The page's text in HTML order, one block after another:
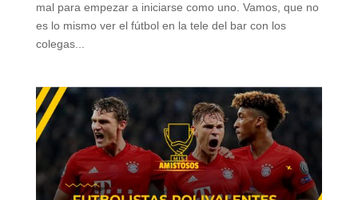
mal para empezar a iniciarse como uno. Vamos, que no
es lo mismo ver el fútbol en la tele del bar con los
colegas...